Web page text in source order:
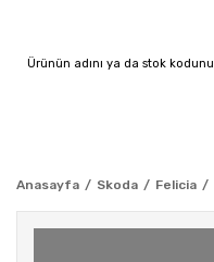
Anasayfa Skoda Felicia